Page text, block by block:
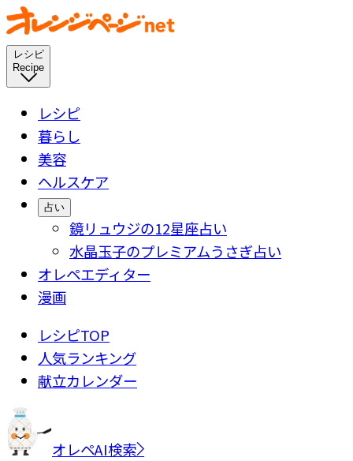
レシピ
Recipe
レシピ
暮らし
美容
ヘルスケア
占い
鏡リュウジの12星座占い
水晶玉子のプレミアムうさぎ占い
オレペエディター
漫画
レシピTOP
人気ランキング
献立カレンダー
オレペAI検索